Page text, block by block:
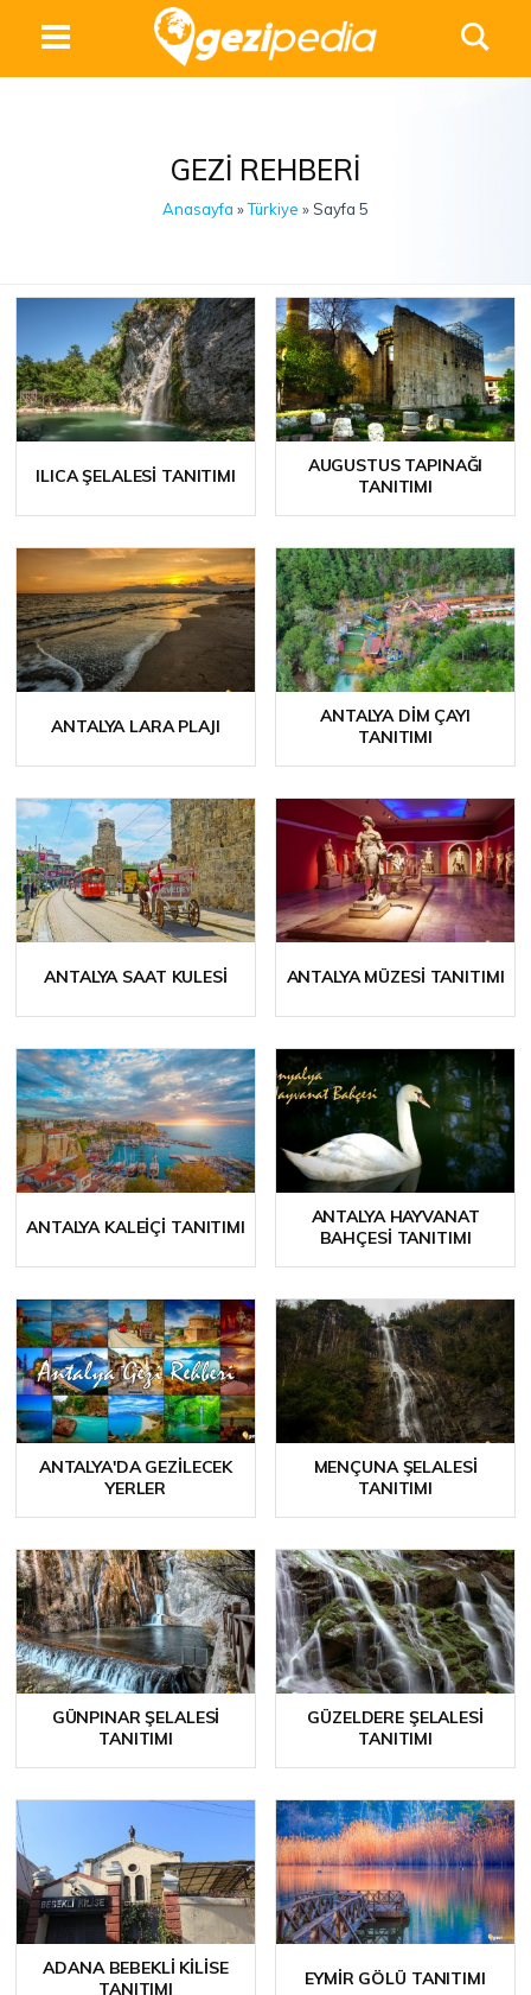
GEZI REHBERI
Anasayfa »Türkiye » Sayfa 5
ILICA ŞELALESI TANITIMI
AUGUSTUS TAPINAĞI
TANITIMI
ANTALYA LARA PLAJI
ANTALYA DIM ÇAYI
TANITIMI
ANTALYA SAAT KULESI ANTALYA MÜZESI TANITIMI
ANTALYA KALEIÇI TANITIMI
ANTALYA HAYVANAT
BAHÇESI TANITIMI
ANTALYA'DA GEZILECEK
YERLER
MENÇUNA ŞELALESI
TANITIMI
GÜNPINAR ŞELALESI
TANITIMI
GÜZELDERE ŞELALESI
TANITIMI
ADANA BEBEKLI KILISE
TANITIMI
EYMIR GÖLÜ TANITIMI